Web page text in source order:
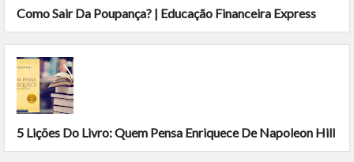
Como Sair Da Poupança? | Educação Financeira Express
5 Lições Do Livro: Quem Pensa Enriquece De Napoleon Hill